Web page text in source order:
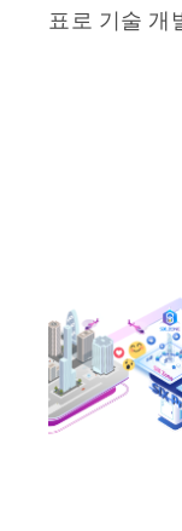
표로 기술 개